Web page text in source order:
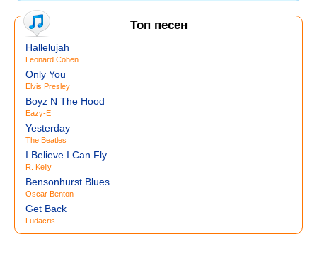
Топ песен
Hallelujah
Leonard Cohen
Only You
Elvis Presley
Boyz N The Hood
Eazy-E
Yesterday
The Beatles
I Believe I Can Fly
R. Kelly
Bensonhurst Blues
Oscar Benton
Get Back
Ludacris